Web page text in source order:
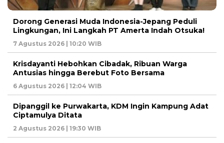
Dorong Generasi Muda Indonesia-Jepang Peduli
Lingkungan, Ini Langkah PT Amerta Indah Otsuka!
7 Agustus 2026 | 10:20 WIB
Krisdayanti Hebohkan Cibadak, Ribuan Warga
Antusias hingga Berebut Foto Bersama
6 Agustus 2026 | 12:04 WIB
Dipanggil ke Purwakarta, KDM Ingin Kampung Adat
Ciptamulya Ditata
2 Agustus 2026 | 19:30 WIB